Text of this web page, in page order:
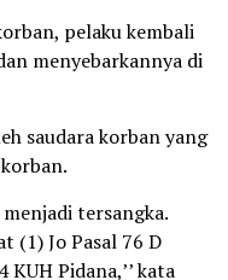
pelaku kembali
menyebarkannya di
saudara korban yang
menjadi tersangka.
(1) Jo Pasal 76 D
Pidana,’’ kata